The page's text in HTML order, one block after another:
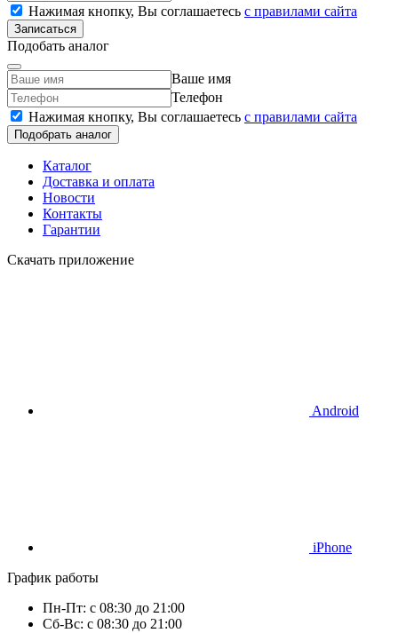
Нажимая кнопку, Вы соглашаетесь c правилами сайта
Записаться
Подобать аналог
Ваше имя
Телефон
Нажимая кнопку, Вы соглашаетесь c правилами сайта
Подобрать аналог
Каталог
Доставка и оплата
Новости
Контакты
Гарантии
Скачать приложение
Android
iPhone
График работы
Пн-Пт: с 08:30 до 21:00
Сб-Вс: с 08:30 до 21:00